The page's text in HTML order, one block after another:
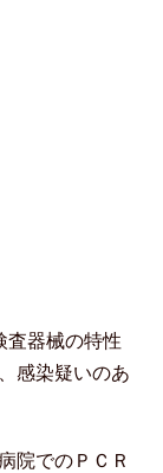
査器械の特性
感染疑いのあ
院でのＰＣＲ